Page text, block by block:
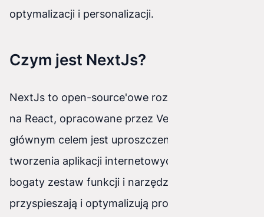
optymalizacji i personalizacji.
Czym jest NextJs?
NextJs to open-source'owe rozwiązanie oparte
na React, opracowane przez Vercel. Jego
głównym celem jest uproszczenie procesu
tworzenia aplikacji internetowych, oferując
bogaty zestaw funkcji i narzędzi, które znacznie
przyspieszają i optymalizują proces rozwoju.